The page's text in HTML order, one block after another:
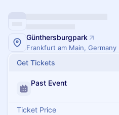
Günthersburgpark
Frankfurt am Main, Germany
Get Tickets
Past Event
Ticket Price